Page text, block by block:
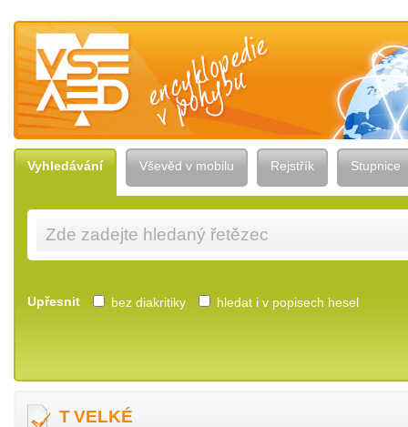
Vševěd — encyklopedie v pohybu
Vyhledávání Vševěd v mobilu Rejstřík Stupnice
Upřesnit bez diakritiky hledat i v popisech hesel
T VELKÉ